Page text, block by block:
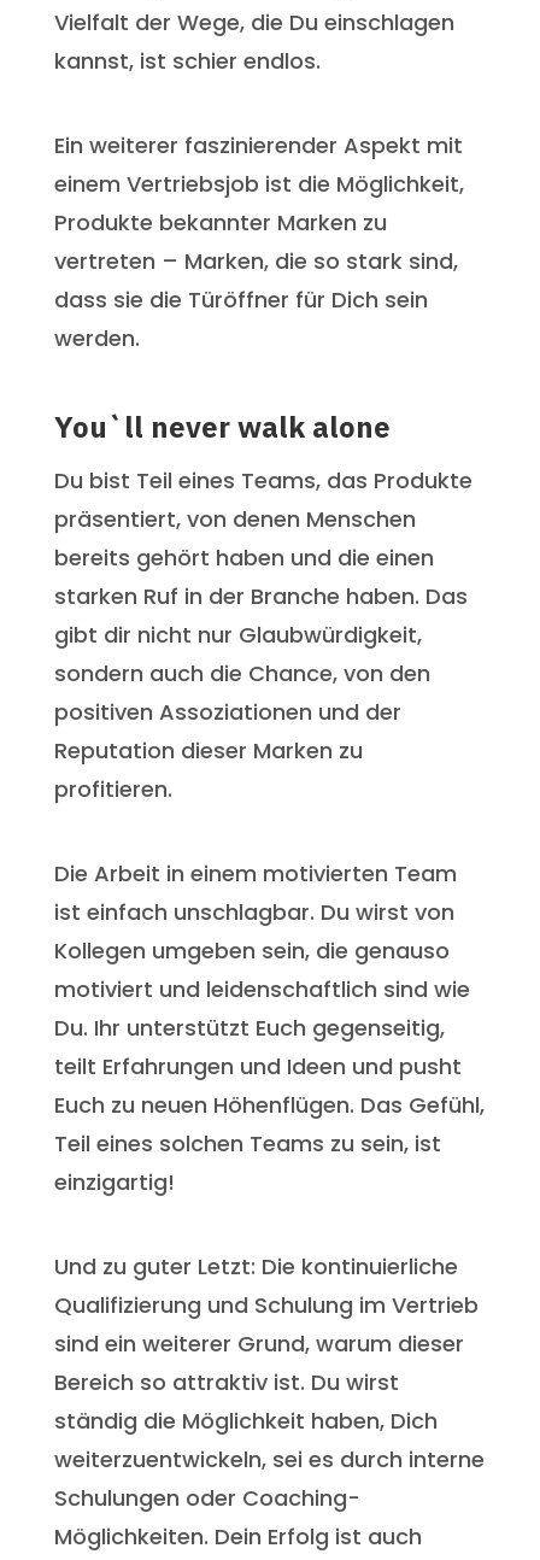
Vielfalt der Wege, die Du einschlagen
kannst, ist schier endlos.
Ein weiterer faszinierender Aspekt mit
einem Vertriebsjob ist die Möglichkeit,
Produkte bekannter Marken zu
vertreten – Marken, die so stark sind,
dass sie die Türöffner für Dich sein
werden.
You`ll never walk alone
Du bist Teil eines Teams, das Produkte
präsentiert, von denen Menschen
bereits gehört haben und die einen
starken Ruf in der Branche haben. Das
gibt dir nicht nur Glaubwürdigkeit,
sondern auch die Chance, von den
positiven Assoziationen und der
Reputation dieser Marken zu
profitieren.
Die Arbeit in einem motivierten Team
ist einfach unschlagbar. Du wirst von
Kollegen umgeben sein, die genauso
motiviert und leidenschaftlich sind wie
Du. Ihr unterstützt Euch gegenseitig,
teilt Erfahrungen und Ideen und pusht
Euch zu neuen Höhenflügen. Das Gefühl,
Teil eines solchen Teams zu sein, ist
einzigartig!
Und zu guter Letzt: Die kontinuierliche
Qualifizierung und Schulung im Vertrieb
sind ein weiterer Grund, warum dieser
Bereich so attraktiv ist. Du wirst
ständig die Möglichkeit haben, Dich
weiterzuentwickeln, sei es durch interne
Schulungen oder Coaching-
Möglichkeiten. Dein Erfolg ist auch